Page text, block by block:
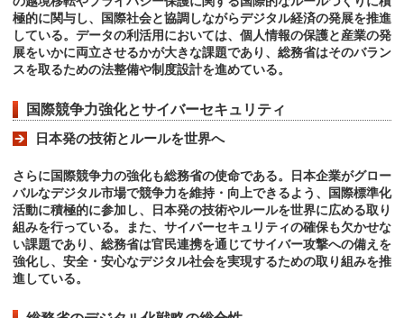
極的に関与し、国際社会と協調しながらデジタル経済の発展を推進
している。データの利活用においては、個人情報の保護と産業の発
展をいかに両立させるかが大きな課題であり、総務省はそのバラン
スを取るための法整備や制度設計を進めている。
国際競争力強化とサイバーセキュリティ
日本発の技術とルールを世界へ
さらに国際競争力の強化も総務省の使命である。日本企業がグロー
バルなデジタル市場で競争力を維持・向上できるよう、国際標準化
活動に積極的に参加し、日本発の技術やルールを世界に広める取り
組みを行っている。また、サイバーセキュリティの確保も欠かせな
い課題であり、総務省は官民連携を通じてサイバー攻撃への備えを
強化し、安全・安心なデジタル社会を実現するための取り組みを推
進している。